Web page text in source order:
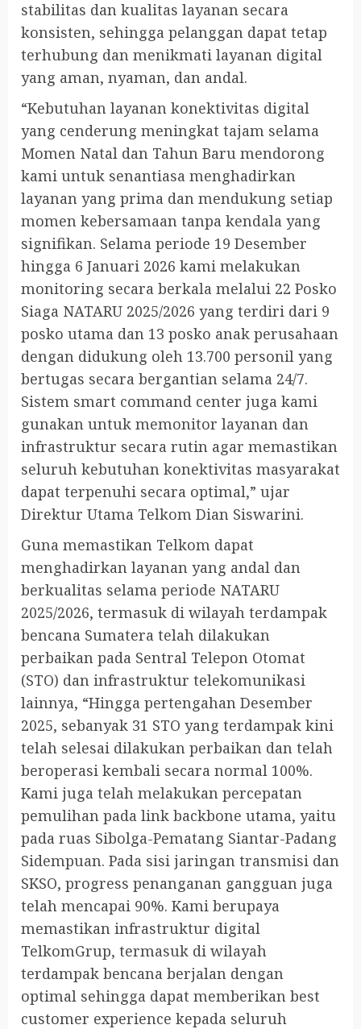
stabilitas dan kualitas layanan secara
konsisten, sehingga pelanggan dapat tetap
terhubung dan menikmati layanan digital
yang aman, nyaman, dan andal.
“Kebutuhan layanan konektivitas digital
yang cenderung meningkat tajam selama
Momen Natal dan Tahun Baru mendorong
kami untuk senantiasa menghadirkan
layanan yang prima dan mendukung setiap
momen kebersamaan tanpa kendala yang
signifikan. Selama periode 19 Desember
hingga 6 Januari 2026 kami melakukan
monitoring secara berkala melalui 22 Posko
Siaga NATARU 2025/2026 yang terdiri dari 9
posko utama dan 13 posko anak perusahaan
dengan didukung oleh 13.700 personil yang
bertugas secara bergantian selama 24/7.
Sistem smart command center juga kami
gunakan untuk memonitor layanan dan
infrastruktur secara rutin agar memastikan
seluruh kebutuhan konektivitas masyarakat
dapat terpenuhi secara optimal,” ujar
Direktur Utama Telkom Dian Siswarini.
Guna memastikan Telkom dapat
menghadirkan layanan yang andal dan
berkualitas selama periode NATARU
2025/2026, termasuk di wilayah terdampak
bencana Sumatera telah dilakukan
perbaikan pada Sentral Telepon Otomat
(STO) dan infrastruktur telekomunikasi
lainnya, “Hingga pertengahan Desember
2025, sebanyak 31 STO yang terdampak kini
telah selesai dilakukan perbaikan dan telah
beroperasi kembali secara normal 100%.
Kami juga telah melakukan percepatan
pemulihan pada link backbone utama, yaitu
pada ruas Sibolga-Pematang Siantar-Padang
Sidempuan. Pada sisi jaringan transmisi dan
SKSO, progress penanganan gangguan juga
telah mencapai 90%. Kami berupaya
memastikan infrastruktur digital
TelkomGrup, termasuk di wilayah
terdampak bencana berjalan dengan
optimal sehingga dapat memberikan best
customer experience kepada seluruh